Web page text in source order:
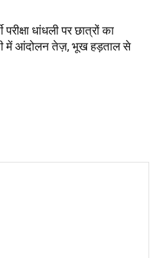
धांधली पर छात्रों का
में आंदोलन तेज़, भूख हड़ताल से